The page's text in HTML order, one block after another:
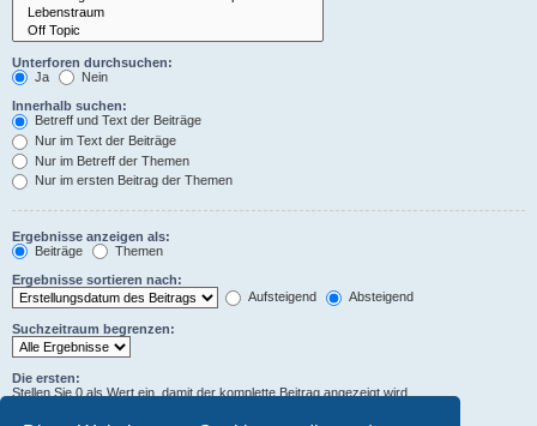
Unterforen durchsuchen:
Ja
Nein
Innerhalb suchen:
Betreff und Text der Beiträge
Nur im Text der Beiträge
Nur im Betreff der Themen
Nur im ersten Beitrag der Themen
Ergebnisse anzeigen als:
Beiträge
Themen
Ergebnisse sortieren nach:
Aufsteigend
Absteigend
Suchzeitraum begrenzen:
Die ersten:
Stellen Sie 0 als Wert ein, damit der komplette Beitrag angezeigt wird.